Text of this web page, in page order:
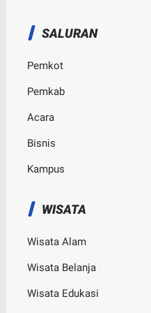
SALURAN
Pemkot
Pemkab
Acara
Bisnis
Kampus
WISATA
Wisata Alam
Wisata Belanja
Wisata Edukasi